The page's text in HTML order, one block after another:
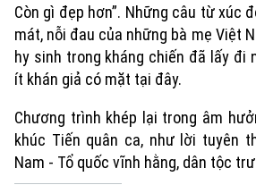
Còn gì đẹp hơn”. Những câu từ xúc
mát, nỗi đau của những bà mẹ Việt
hy sinh trong kháng chiến đã lấy đi
ít khán giả có mặt tại đây.
Chương trình khép lại trong âm
khúc Tiến quân ca, như lời tuyên
Nam - Tổ quốc vĩnh hằng, dân tộc